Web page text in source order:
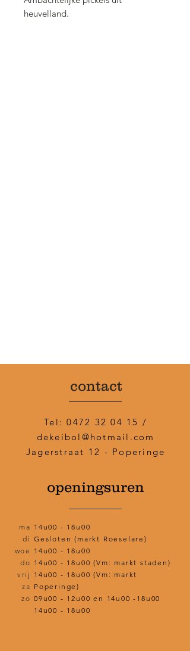
heuvelland.
contact
Tel:0472 32 04 15 /
dekeibol@hotmail.com
Jagerstraat 12 - Poperinge
openingsuren
ma
di
woe
do
vrij
za
zo
14u00 - 18u00
Gesloten (markt Roeselare)
14u00 - 18u00
14u00 - 18u00 (Vm: markt staden)
14u00 - 18u00 (Vm: markt
Poperinge)
09u00 - 12u00 en 14u00 -18u00
14u00 - 18u00